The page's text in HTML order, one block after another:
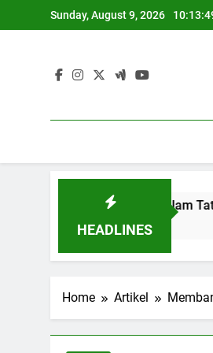
to
Sunday, August 9, 2026
HEADLINES
Lulusan dalam Tata Kerja
Home Artikel